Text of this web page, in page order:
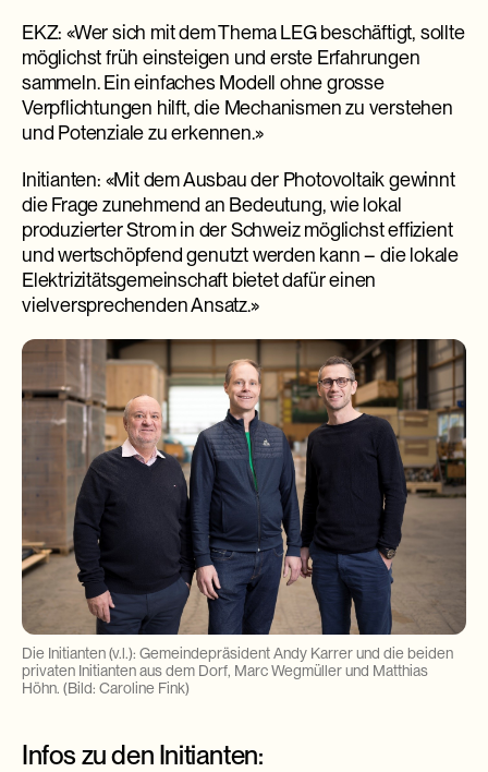
EKZ: «Wer sich mit dem Thema LEG beschäftigt, sollte
möglichst früh einsteigen und erste Erfahrungen
sammeln. Ein einfaches Modell ohne grosse
Verpflichtungen hilft, die Mechanismen zu verstehen
und Potenziale zu erkennen.»
Initianten: «Mit dem Ausbau der Photovoltaik gewinnt
die Frage zunehmend an Bedeutung, wie lokal
produzierter Strom in der Schweiz möglichst effizient
und wertschöpfend genutzt werden kann – die lokale
Elektrizitätsgemeinschaft bietet dafür einen
vielversprechenden Ansatz.»
Die Initianten (v.l.): Gemeindepräsident Andy Karrer und die beiden
privaten Initianten aus dem Dorf, Marc Wegmüller und Matthias
Höhn. (Bild: Caroline Fink)
Infos zu den Initianten: